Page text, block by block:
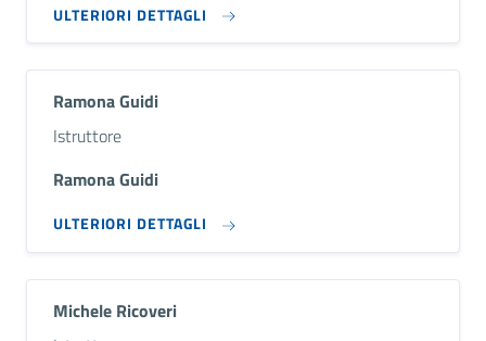
ULTERIORI DETTAGLI
Ramona Guidi
Descrizione breve
Istruttore
Ramona Guidi
ULTERIORI DETTAGLI
Michele Ricoveri